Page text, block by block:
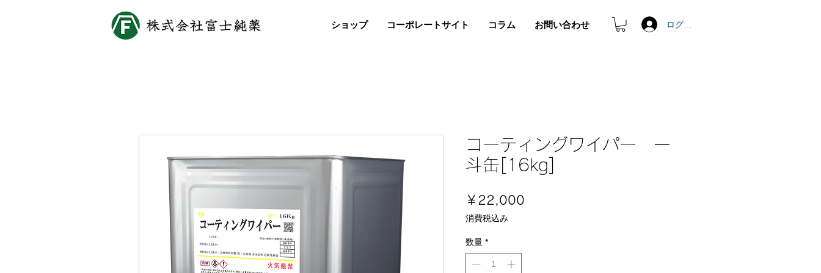
ショップ コーポレートサイト コラム お問い合わせ ログイン
コーティングワイパー 一
斗缶[16kg]
￥22,000
消費税込み
数量 *